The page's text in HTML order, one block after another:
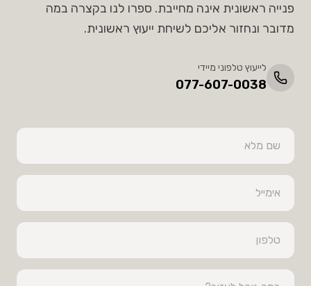
פנייה ראשונית אינה מחייבת. ספרו לנו בקצרה במה
מדובר ונחזור אליכם לשיחת ייעוץ ראשונית.
לייעוץ טלפוני מיידי
077-607-0038